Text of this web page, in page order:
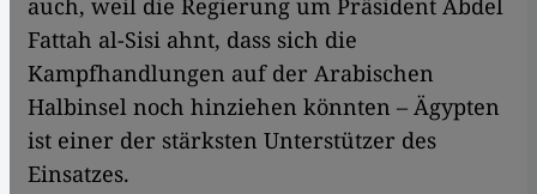
auch, weil die Regierung um Präsident Abdel
Fattah al-Sisi ahnt, dass sich die
Kampfhandlungen auf der Arabischen
Halbinsel noch hinziehen könnten – Ägypten
ist einer der stärksten Unterstützer des
Einsatzes.